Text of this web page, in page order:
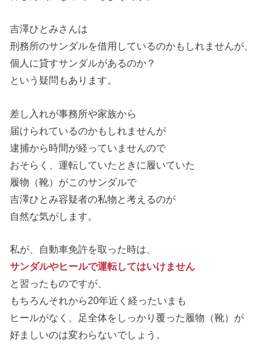
吉澤ひとみさんは
刑務所のサンダルを借用しているのかもしれませんが、
個人に貸すサンダルがあるのか？
という疑問もあります。
差し入れが事務所や家族から
届けられているのかもしれませんが
逮捕から時間が経っていませんので
おそらく、運転していたときに履いていた
履物（靴）がこのサンダルで
吉澤ひとみ容疑者の私物と考えるのが
自然な気がします。
私が、自動車免許を取った時は、
サンダルやヒールで運転してはいけません
と習ったものですが、
もちろんそれから20年近く経ったいまも
ヒールがなく、足全体をしっかり覆った履物（靴）が
好ましいのは変わらないでしょう。